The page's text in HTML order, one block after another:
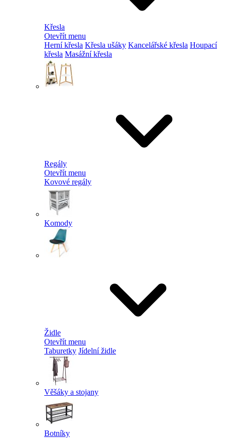
Křesla
Otevřít menu
Herní křesla Křesla ušáky Kancelářské křesla Houpací
křesla Masážní křesla
Regály
Otevřít menu
Kovové regály
Komody
Židle
Otevřít menu
Taburetky Jídelní židle
Věšáky a stojany
Botníky